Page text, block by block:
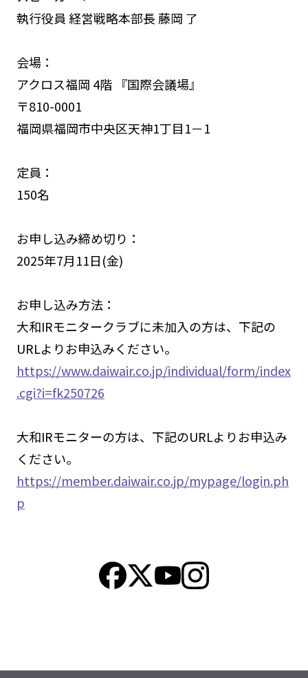
執行役員 経営戦略本部長 藤岡 了
会場：
アクロス福岡 4階 『国際会議場』
〒810-0001
福岡県福岡市中央区天神1丁目1－1
定員：
150名
お申し込み締め切り：
2025年7月11日(金)
お申し込み方法：
大和IRモニタークラブに未加入の方は、下記の
URLよりお申込みください。
https://www.daiwair.co.jp/individual/form/index
.cgi?i=fk250726
大和IRモニターの方は、下記のURLよりお申込み
ください。
https://member.daiwair.co.jp/mypage/login.ph
p